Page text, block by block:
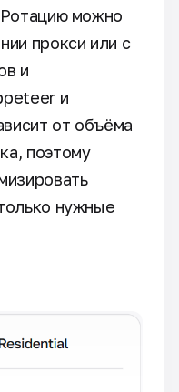
можно
прокси или с
и
и
от объёма
поэтому
нужные